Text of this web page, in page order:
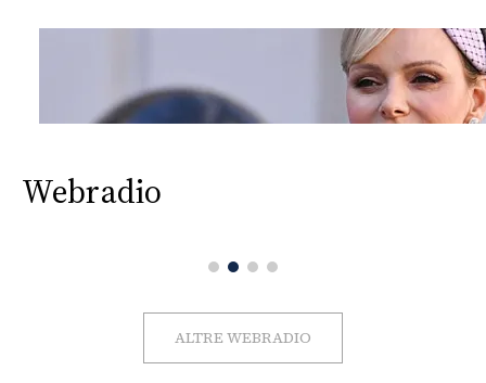
Webradio
ALTRE WEBRADIO